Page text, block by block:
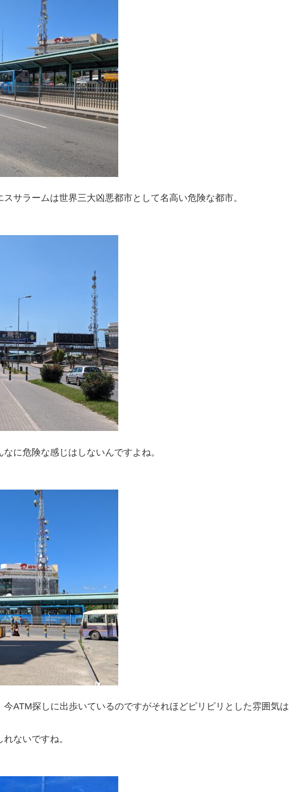
サラームは世界三大凶悪都市として名高い危険な都市。
に危険な感じはしないんですよね。
ATM探しに出歩いているのですがそれほどピリピリとした雰囲気は
ないですね。